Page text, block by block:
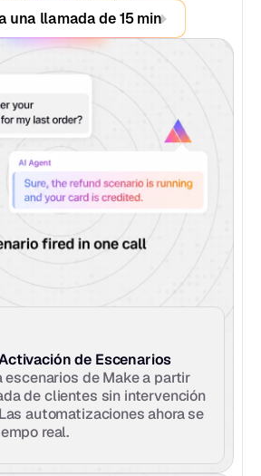
una llamada de 15 min
de Escenarios
escenarios de Make a partir
de clientes sin intervención
automatizaciones ahora se
real.